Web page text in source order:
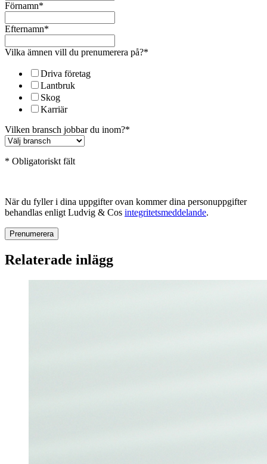
Förnamn*
Efternamn*
Vilka ämnen vill du prenumerera på?*
Driva företag
Lantbruk
Skog
Karriär
Vilken bransch jobbar du inom?*
* Obligatoriskt fält
När du fyller i dina uppgifter ovan kommer dina personuppgifter
behandlas enligt Ludvig & Cos integritetsmeddelande.
Relaterade inlägg